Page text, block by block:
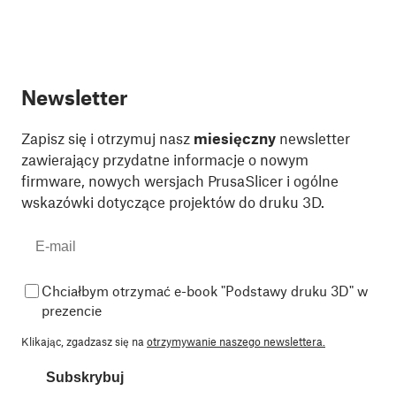
Newsletter
Zapisz się i otrzymuj nasz miesięczny newsletter
zawierający przydatne informacje o nowym
firmware, nowych wersjach PrusaSlicer i ogólne
wskazówki dotyczące projektów do druku 3D.
Chciałbym otrzymać e-book "Podstawy druku 3D" w
prezencie
Klikając, zgadzasz się na otrzymywanie naszego newslettera.
Subskrybuj